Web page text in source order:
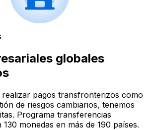
globales
realizar pagos transfronterizos como
de riesgos cambiarios, tenemos
Programa transferencias
monedas en más de 190 países.